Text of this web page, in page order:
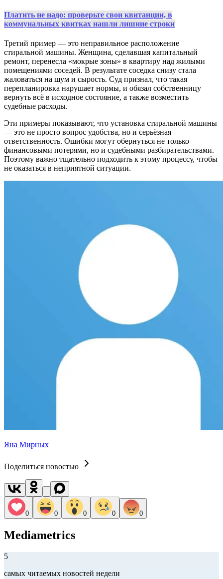
Платить не надо: проверьте свои квитанции, в
коммунальных квитках нашли лишние строки
Третий пример — это неправильное расположение
стиральной машины. Женщина, сделавшая капитальный
ремонт, перенесла «мокрые зоны» в квартиру над жилыми
помещениями соседей. В результате соседка снизу стала
жаловаться на шум и сырость. Суд признал, что такая
перепланировка нарушает нормы, и обязал собственницу
вернуть всё в исходное состояние, а также возместить
судебные расходы.
Эти примеры показывают, что установка стиральной машины
— это не просто вопрос удобства, но и серьёзная
ответственность. Ошибки могут обернуться не только
финансовыми потерями, но и судебными разбирательствами.
Поэтому важно тщательно подходить к этому процессу, чтобы
не оказаться в неприятной ситуации.
Яна Мирных
Поделиться новостью
0 0 0 0 0
Mediametrics
5
самых читаемых новостей недели